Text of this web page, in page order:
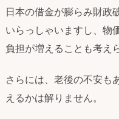
日本の借金が膨らみ財政
いらっしゃいますし、物
負担が増えることも考え
さらには、老後の不安も
えるかは解りません。